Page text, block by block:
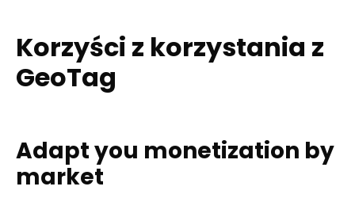
Korzyści z korzystania z
GeoTag
Adapt you monetization by
market